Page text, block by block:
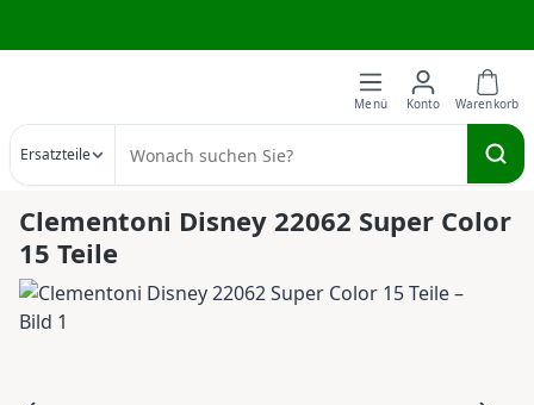
Ersatzteile
Clementoni Disney 22062 Super Color
15 Teile
Bildergalerie überspringen